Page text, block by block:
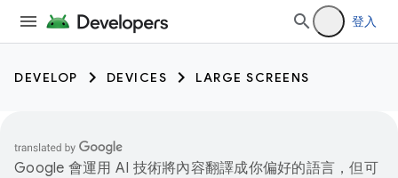
登入
DEVELOP DEVICES LARGE SCREENS
Google 會運用 AI 技術將內容翻譯成你偏好的語言，但可